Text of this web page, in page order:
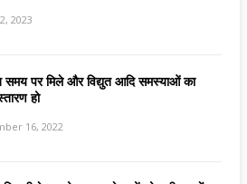
2023
समय पर मिले और विद्युत आदि समस्याओं का
हो
16, 2022